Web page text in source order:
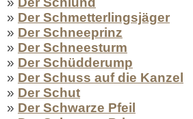
» Der Schmetterlingsjäger
» Der Schneeprinz
» Der Schneesturm
» Der Schüdderump
» Der Schuss auf die Kanzel
» Der Schut
» Der Schwarze Pfeil